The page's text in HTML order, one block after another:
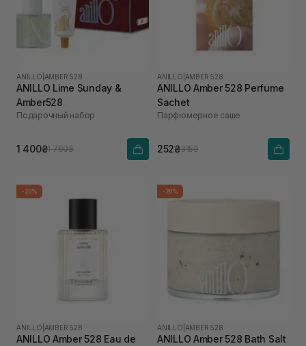
ANILLO AMBER 528
ANILLO Lime Sunday &
Amber528
Подарочный набор
1 400₴1 760₴
ANILLO AMBER 528
ANILLO Amber 528 Perfume
Sachet
Парфюмерное саше
252₴315₴
-20%
ANILLO AMBER 528
ANILLO Amber 528 Eau de
-20%
ANILLO AMBER 528
ANILLO Amber 528 Bath Salt